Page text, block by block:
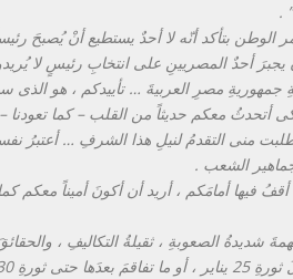
.
الوطن بتأكد أنّه لا أحدٌ يستطيع أنْ يُصبحَ
أحدٌ المصريينِ على انتخابِ رئيسٍ لا
جمهوريةِ مصرِ العربيةَ … تأييدكم ، هو
أتحدثُ معكم حديثاً من القلب – كما تعودنا
منى التقدمُ لنيلِ هذا الشرفِ … أعتبرُ
الشعب .
فيها أمامَكم ، أريد أن أكونَ أميناً معكم
شديدةُ الصعوبةِ ، ثقيلةُ التكاليفِ ،